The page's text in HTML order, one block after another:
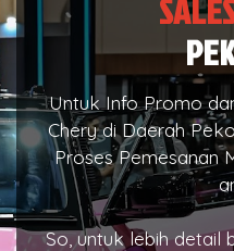
Untuk Info Promo
Chery di Daerah
Proses Pemesanan
So, untuk lebih detail